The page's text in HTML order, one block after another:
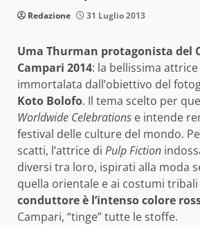
Redazione 31 Luglio 2013
Uma Thurman protagonista del
Campari 2014: la bellissima
immortalata dall’obiettivo del
Koto Bolofo. Il tema scelto per
Worldwide Celebrations e intende
festival delle culture del mondo.
scatti, l’attrice di Pulp Fiction
diversi tra loro, ispirati alla moda
quella orientale e ai costumi
conduttore è l’intenso colore
Campari, “tinge” tutte le stoffe.